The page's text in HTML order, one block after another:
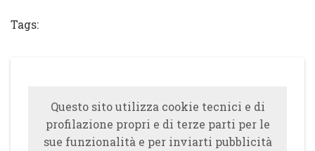
Tags:
Questo sito utilizza cookie tecnici e di
profilazione propri e di terze parti per le
sue funzionalità e per inviarti pubblicità